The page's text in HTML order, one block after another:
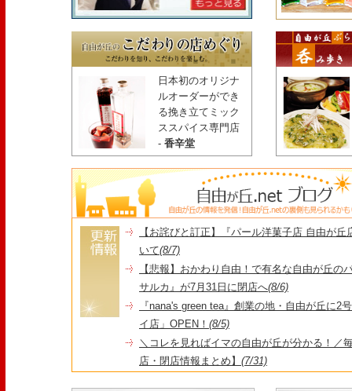
日本初のオリジナ
ルオーダーができ
る挽き立てミック
ススパイス専門店
- 香辛堂
【お詫びと訂正】『パール洋菓子店 自由が
いて(8/7)
【悲報】おかわり自由！で有名な自由が丘の
サルカ』が7月31日に閉店へ(8/6)
『nana's green tea』創業の地・自由が丘に2
イ店」OPEN！ (8/5)
＼コレを見ればイマの自由が丘が分かる！／
店・閉店情報まとめ】 (7/31)